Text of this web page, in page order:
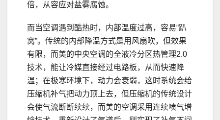
倍，从容应对盐雾腐蚀。
而当空调遇到酷热时，内部温度过高，容易“趴
窝”。传统的内部降温方式是用风扇吹，但效果
有限，而美的中央空调的全液冷分区热管理2.0
技术，能让冷媒直接经过电路板，从而快速降
温；在极寒环境下，动力会衰弱，这时系统会给
压缩机补气把动力顶上去，但压缩机的传统设计
会使气流断断续续，而美的空调采用连续喷气增